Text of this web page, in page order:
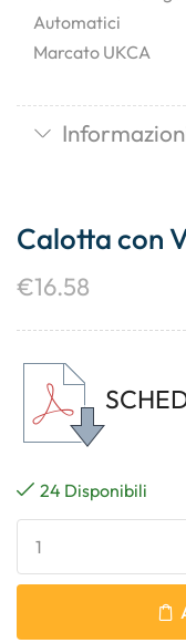
Automatici
Marcato UKCA
Calotta con
€16.58
24 Disponibili